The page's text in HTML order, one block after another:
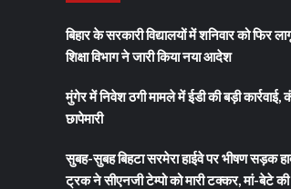
बिहार के सरकारी विद्यालयों में शनिवार को फिर
शिक्षा विभाग ने जारी किया नया आदेश
मुंगेर में निवेश ठगी मामले में ईडी की बड़ी
छापेमारी
सुबह-सुबह बिहटा सरमेरा हाईवे पर भीषण सड़क
ट्रक ने सीएनजी टेम्पो को मारी टक्कर, मां-बेटे